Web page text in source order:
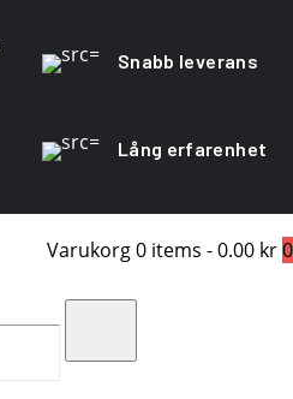
Snabb leverans
Lång erfarenhet
Varukorg0 items -0.00 kr0